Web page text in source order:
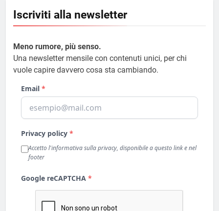
Iscriviti alla newsletter
Meno rumore, più senso.
Una newsletter mensile con contenuti unici, per chi
vuole capire davvero cosa sta cambiando.